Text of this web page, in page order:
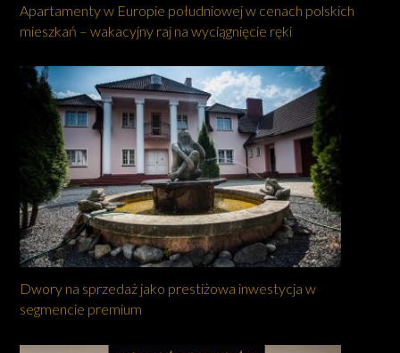
Apartamenty w Europie południowej w cenach polskich
mieszkań – wakacyjny raj na wyciągnięcie ręki
Dwory na sprzedaż jako prestiżowa inwestycja w
segmencie premium